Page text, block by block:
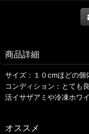
商品詳細
サイズ：１０cmほどの個
コンディション：とても良
活イサザアミや冷凍ホワ
オススメ